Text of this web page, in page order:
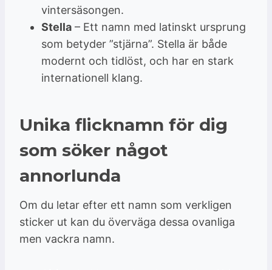
vintersäsongen.
Stella – Ett namn med latinskt ursprung
som betyder ”stjärna”. Stella är både
modernt och tidlöst, och har en stark
internationell klang.
Unika flicknamn för dig
som söker något
annorlunda
Om du letar efter ett namn som verkligen
sticker ut kan du överväga dessa ovanliga
men vackra namn.